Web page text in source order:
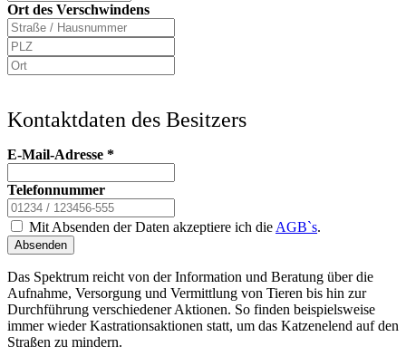
Ort des Verschwindens
Kontaktdaten des Besitzers
E-Mail-Adresse *
Telefonnummer
Mit Absenden der Daten akzeptiere ich die AGB`s.
Absenden
Das Spektrum reicht von der Information und Beratung über die
Aufnahme, Versorgung und Vermittlung von Tieren bis hin zur
Durchführung verschiedener Aktionen. So finden beispielsweise
immer wieder Kastrationsaktionen statt, um das Katzenelend auf den
Straßen zu mindern.